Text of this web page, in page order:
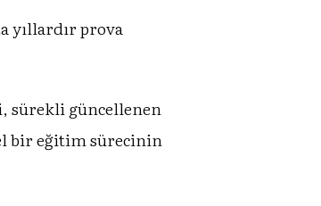
yıllardır prova
sürekli güncellenen
bir eğitim sürecinin